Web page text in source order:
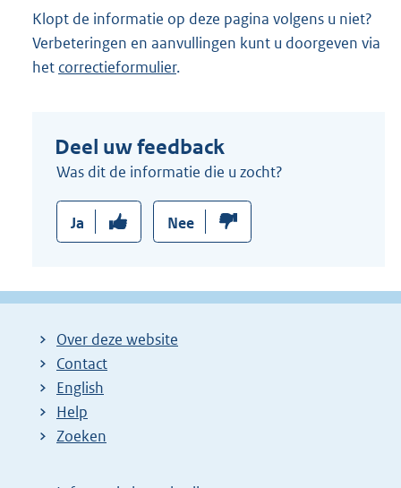
Klopt de informatie op deze pagina volgens u niet?
Verbeteringen en aanvullingen kunt u doorgeven via
het correctieformulier.
Deel uw feedback
Was dit de informatie die u zocht?
Ja Nee
Over deze website
Contact
English
Help
Zoeken